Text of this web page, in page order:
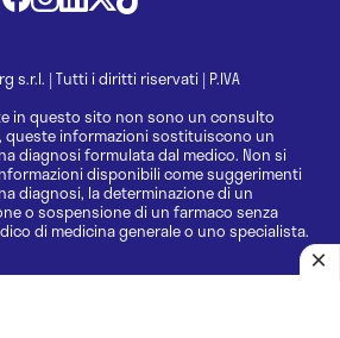
s.r.l. | Tutti i diritti riservati | P.IVA
in questo sito non sono un consulto
queste informazioni sostituiscono un
diagnosi formulata dal medico. Non si
disponibili come suggerimenti
diagnosi, la determinazione di un
o sospensione di un farmaco senza
di medicina generale o uno specialista.